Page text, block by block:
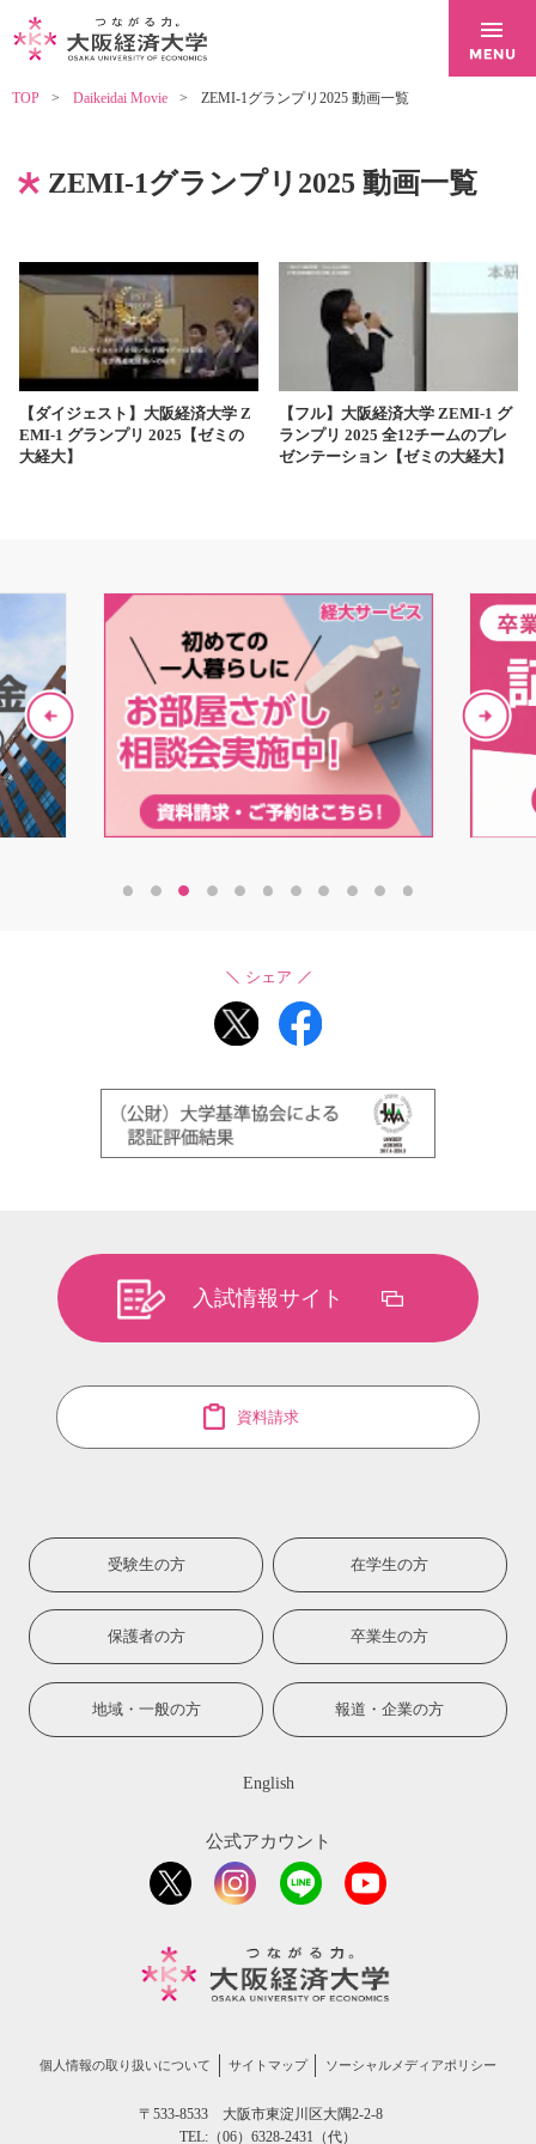
TOP Daikeidai Movie ZEMI-1グランプリ2025 動画一覧
ZEMI-1グランプリ2025 動画一覧
【ダイジェスト】大阪経済大学 Z
EMI-1 グランプリ 2025【ゼミの
大経大】
【フル】大阪経済大学 ZEMI-1 グ
ランプリ 2025 全12チームのプレ
ゼンテーション【ゼミの大経大】
2 4 5 7 9
シェア
入試情報サイト
資料請求
受験生の方 在学生の方
保護者の方 卒業生の方
地域・一般の方 報道・企業の方
English
公式アカウント
個人情報の取り扱いについて サイトマップ ソーシャルメディアポリシー
〒533-8533 大阪市東淀川区大隅2-2-8
TEL:（06）6328-2431（代）